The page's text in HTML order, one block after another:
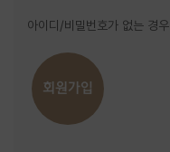
아이디/비밀번호가 없는 경우
회원가입